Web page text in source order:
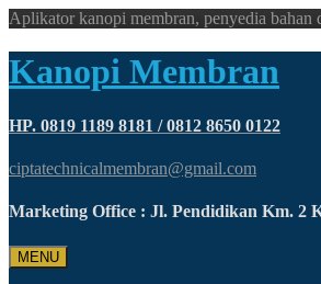
Aplikator kanopi membran, penyedia bahan
Kanopi Membran
HP. 0819 1189 8181 / 0812 8650 0122
ciptatechnicalmembran@gmail.com
Marketing Office : Jl. Pendidikan Km. 2
MENU